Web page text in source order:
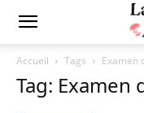
Accueil Tags Examen
Tag: Examen